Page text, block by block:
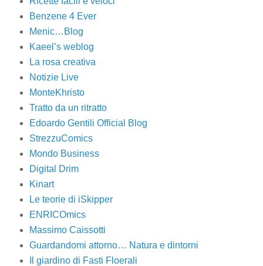
Benzene 4 Ever
Menic…Blog
Kaeel’s weblog
La rosa creativa
Notizie Live
MonteKhristo
Tratto da un ritratto
Edoardo Gentili Official Blog
StrezzuComics
Mondo Business
Digital Drim
Kinart
Le teorie di iSkipper
ENRICOmics
Massimo Caissotti
Guardandomi attorno… Natura e dintorni
Il giardino di Fasti Floerali